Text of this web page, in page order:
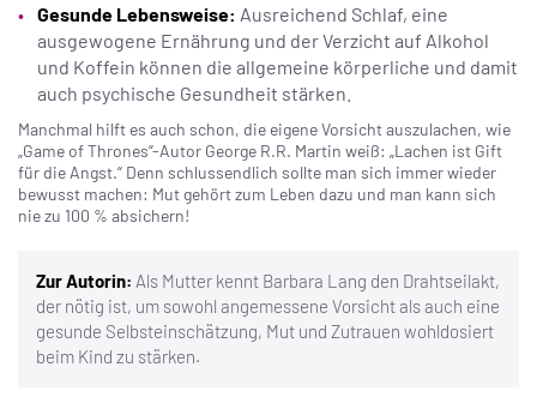
Gesunde Lebensweise: Ausreichend Schlaf, eine
ausgewogene Ernährung und der Verzicht auf Alkohol
und Koffein können die allgemeine körperliche und damit
auch psychische Gesundheit stärken.
Manchmal hilft es auch schon, die eigene Vorsicht auszulachen, wie
„Game of Thrones“-Autor George R.R. Martin weiß: „Lachen ist Gift
für die Angst.“ Denn schlussendlich sollte man sich immer wieder
bewusst machen: Mut gehört zum Leben dazu und man kann sich
nie zu 100 % absichern!
Zur Autorin: Als Mutter kennt Barbara Lang den Drahtseilakt,
der nötig ist, um sowohl angemessene Vorsicht als auch eine
gesunde Selbsteinschätzung, Mut und Zutrauen wohldosiert
beim Kind zu stärken.